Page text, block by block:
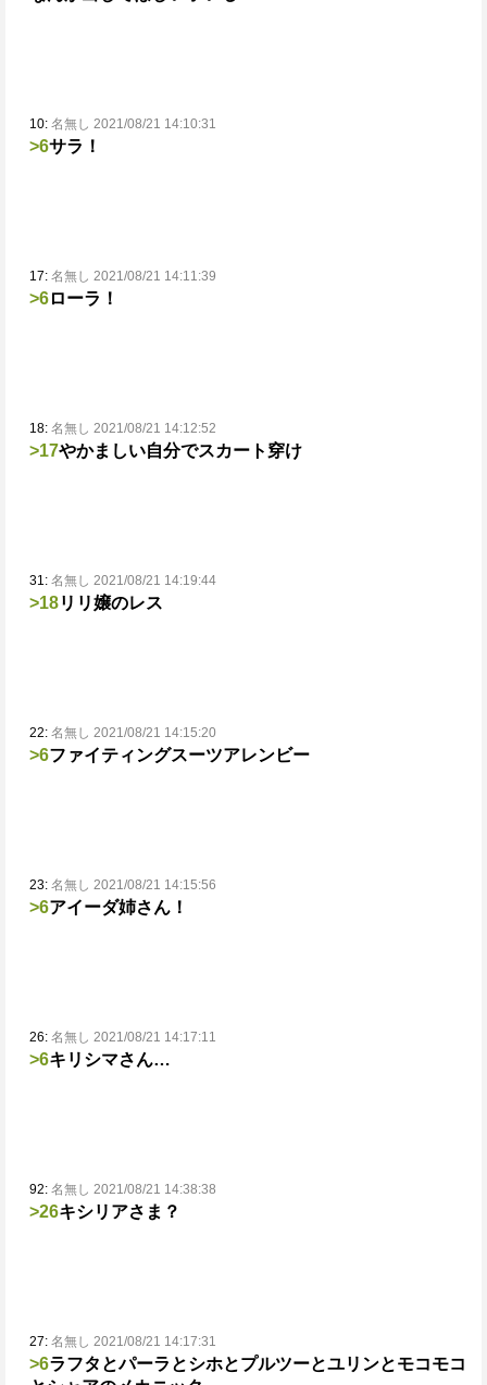
10: 名無し 2021/08/21 14:10:31
>6サラ！
17: 名無し 2021/08/21 14:11:39
>6ローラ！
18: 名無し 2021/08/21 14:12:52
>17やかましい自分でスカート穿け
31: 名無し 2021/08/21 14:19:44
>18リリ嬢のレス
22: 名無し 2021/08/21 14:15:20
>6ファイティングスーツアレンビー
23: 名無し 2021/08/21 14:15:56
>6アイーダ姉さん！
26: 名無し 2021/08/21 14:17:11
>6キリシマさん…
92: 名無し 2021/08/21 14:38:38
>26キシリアさま？
27: 名無し 2021/08/21 14:17:31
>6ラフタとパーラとシホとプルツーとユリンとモコモコ